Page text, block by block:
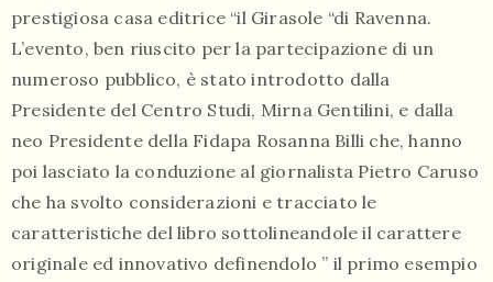
prestigiosa casa editrice “il Girasole “di Ravenna.
L’evento, ben riuscito per la partecipazione di un
numeroso pubblico, è stato introdotto dalla
Presidente del Centro Studi, Mirna Gentilini, e dalla
neo Presidente della Fidapa Rosanna Billi che, hanno
poi lasciato la conduzione al giornalista Pietro Caruso
che ha svolto considerazioni e tracciato le
caratteristiche del libro sottolineandole il carattere
originale ed innovativo definendolo ” il primo esempio